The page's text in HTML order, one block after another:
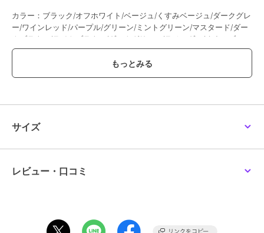
カラー：ブラック/オフホワイト/ベージュ/くすみベージュ/ダークグレ
ー/ワインレッド/パープル/グリーン/ミントグリーン/マスタード/ダー
クブラウン/ライトブラウン/ダークグリーン/ラベンダー/くすみブル
ー/ロイヤルブルー/薄イエロー/ライトブルー/ダークパープル
高さ:約33cm 上横幅:約39cm 底横幅:約38cm 持ち手高さ:約19cm 持
・ipadmini対応（19.6×13.5×0.7cm)：〇
・長財布（10×20cm）：〇
・ペットボトル横向き（500ml）：〇
生産国：中国
サイズ
レビュー・口コミ